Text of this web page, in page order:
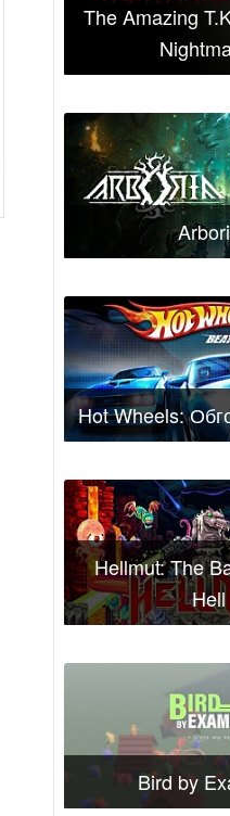
The Amazing
Hot Wheels:
Hellmut: The
Hell
Bird by